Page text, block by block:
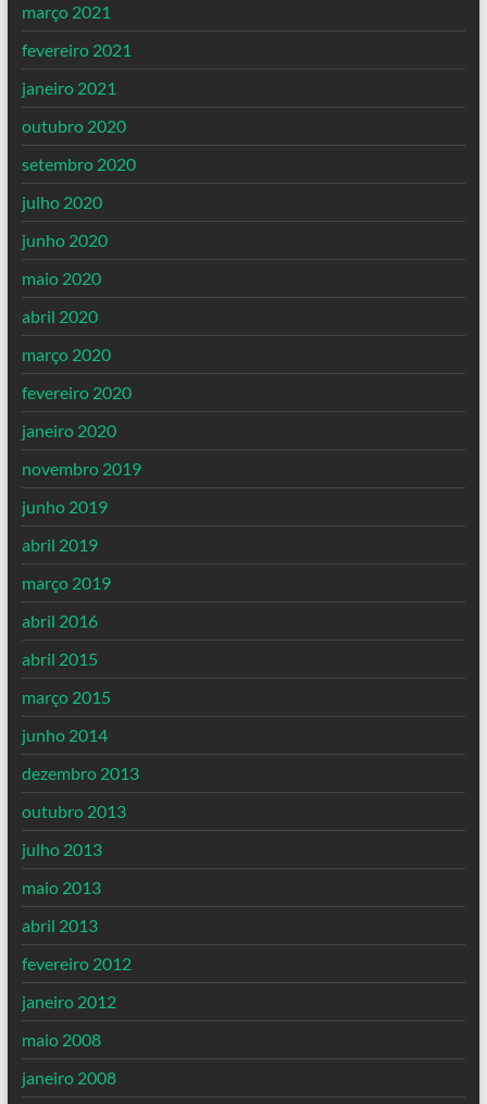
março 2021
fevereiro 2021
janeiro 2021
outubro 2020
setembro 2020
julho 2020
junho 2020
maio 2020
abril 2020
março 2020
fevereiro 2020
janeiro 2020
novembro 2019
junho 2019
abril 2019
março 2019
abril 2016
abril 2015
março 2015
junho 2014
dezembro 2013
outubro 2013
julho 2013
maio 2013
abril 2013
fevereiro 2012
janeiro 2012
maio 2008
janeiro 2008